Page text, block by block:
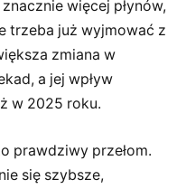
więcej płynów,
trzeba już wyjmować z
zmiana w
a jej wpływ
w 2025 roku.
prawdziwy przełom.
się szybsze,